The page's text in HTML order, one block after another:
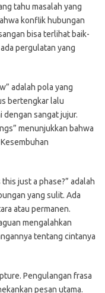
tahu masalah yang
konflik hubungan
bisa terlihat baik-
pergulatan yang
adalah pola yang
bertengkar lalu
dengan sangat jujur.
menunjukkan bahwa
just a phase?” adalah
yang sulit. Ada
atau permanen.
mengalahkan
tentang cintanya
Pengulangan frasa
pesan utama.